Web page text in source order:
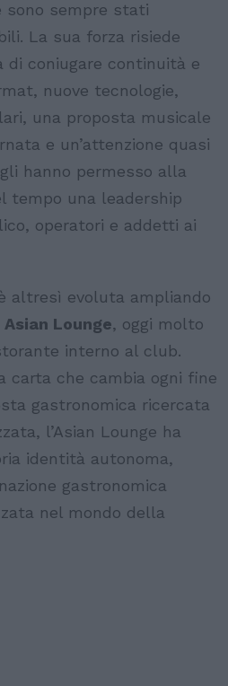
sempre stati
La sua forza risiede
di coniugare continuità e
nuove tecnologie,
una proposta musicale
e un’attenzione quasi
hanno permesso alla
tempo una leadership
operatori e addetti ai
altresì evoluta ampliando
Asian Lounge, oggi molto
interno al club.
carta che cambia ogni fine
gastronomica ricercata
l’Asian Lounge ha
identità autonoma,
gastronomica
nel mondo della